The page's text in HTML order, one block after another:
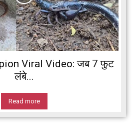
Viral Video: जब 7 फुट
लंबे...
Read more